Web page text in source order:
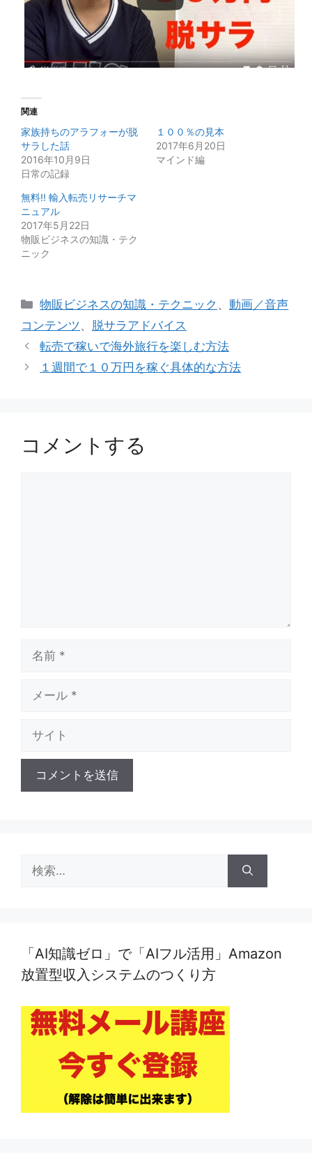
関連
家族持ちのアラフォーが脱
サラした話
2016年10月9日
日常の記録
１００％の見本
2017年6月20日
マインド編
無料!! 輸入転売リサーチマ
ニュアル
2017年5月22日
物販ビジネスの知識・テク
ニック
カ
テ
リ
ー
物販ビジネスの知識・テクニック 、動画／音声
コンテンツ 、 脱サラアドバイス
転売で稼いで海外旅行を楽しむ方法
１週間で１０万円を稼ぐ具体的な方法
コメントする
ト
索:
「AI知識ゼロ」で「AIフル活用」Amazon
放置型収入システムのつくり方